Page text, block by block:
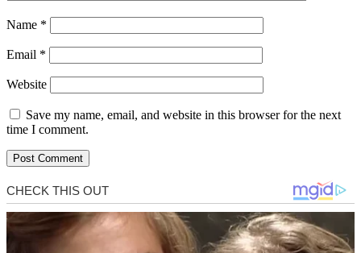
Name *
Email *
Website
Save my name, email, and website in this browser for the next
time I comment.